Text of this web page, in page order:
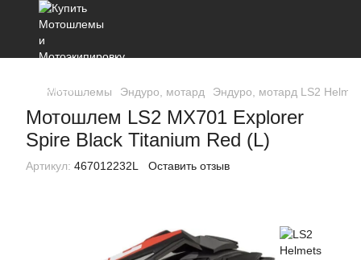
Мотошлемы Эндуро, мотард Эндуро, мотард LS2
Мотошлем LS2 MX701 Explorer
Spire Black Titanium Red (L)
Артикул: 467012232L Оставить отзыв